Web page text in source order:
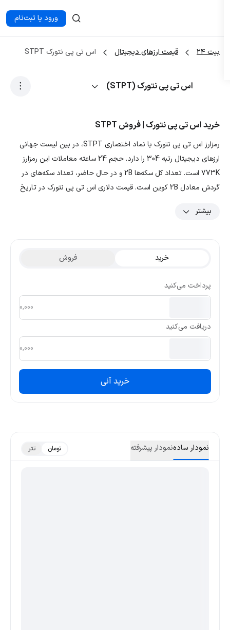
ورود یا ثبت‌نام
بیت ۲۴ قیمت ارزهای دیجیتال اس تی پی نتورک STPT
اس تی پی نتورک (STPT)
خرید اس تی پی نتورک | فروش STPT
رمزارز اس تی پی نتورک با نماد اختصاری STPT، در بین لیست جهانی
ارزهای دیجیتال رتبه 304 را دارد. حجم 24 ساعته معاملات این رمزارز
773K است. تعداد کل سکه‌ها 2B و در حال حاضر، تعداد سکه‌های در
گردش معادل 2B کوین است. قیمت دلاری اس تی پی نتورک در تاریخ
تومان است. با توجه به نمودار و داده‌های رمزارز اس تی پی نتورک،
بیشتر
نمودار سادهنمودار پیشرفته تومان تتر
خرید فروش
پرداخت می‌کنید
دریافت می‌کنید
خرید آنی